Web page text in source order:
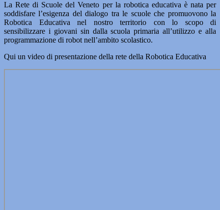
La Rete di Scuole del Veneto per la robotica educativa è nata per
soddisfare l’esigenza del dialogo tra le scuole che promuovono la
Robotica Educativa nel nostro territorio con lo scopo di
sensibilizzare i giovani sin dalla scuola primaria all’utilizzo e alla
programmazione di robot nell’ambito scolastico.
Qui un video di presentazione della rete della Robotica Educativa